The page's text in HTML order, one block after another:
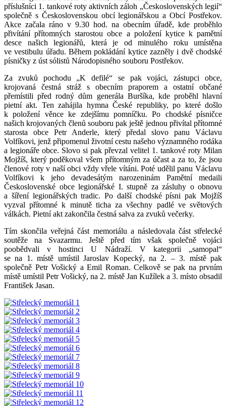
příslušníci 1. tankové roty aktivních záloh „Československých legií“
společně s Československou obcí legionářskou a Obcí Postřekov.
Akce začala ráno v 9.30 hod. na obecním úřadě, kde proběhlo
přivítání přítomných starostou obce a položení kytice k pamětní
desce našich legionářů, která je od minulého roku umístěna
ve vestibulu úřadu. Během pokládání kytice zazněly i dvě chodské
písničky z úst sólistů Národopisného souboru Postřekov.
Za zvuků pochodu „K defilé“ se pak vojáci, zástupci obce,
krojovaná čestná stráž s obecním praporem a ostatní občané
přemístili před rodný dům generála Buršíka, kde proběhl hlavní
pietní akt. Ten zahájila hymna České republiky, po které došlo
k položení věnce ke zdejšímu pomníčku. Po chodské písničce
našich krojovaných členů souboru pak ještě jednou přivítal přítomné
starosta obce Petr Anderle, který předal slovo panu Václavu
Volfíkovi, jenž připomenul životní cestu našeho významného rodáka
a legionáře obce. Slovo si pak převzal velitel 1. tankové roty Milan
Mojžíš, který poděkoval všem přítomným za účast a za to, že jsou
členové roty v naší obci vždy vřele vítáni. Poté udělil panu Václavu
Volfíkovi k jeho devadesátým narozeninám Pamětní medaili
Československé obce legionářské I. stupně za zásluhy o obnovu
a šíření legionářských tradic. Po další chodské písni pak Mojžíš
vyzval přítomné k minutě ticha za všechny padlé ve světových
válkách. Pietní akt zakončila čestná salva za zvuků večerky.
Tím skončila veřejná část memoriálu a následovala část střelecké
soutěže na Svazarmu. Ještě před tím však společně vojáci
poobědvali v hostinci U Nádraží. V kategorii „samopal“
se na 1. místě umístil Jaroslav Kopecký, na 2. – 3. místě pak
společně Petr Vošický a Emil Roman. Celkově se pak na prvním
místě umístil Petr Vošický, na 2. místě Jan Kužílek a 3. místo obsadil
František Jasan.